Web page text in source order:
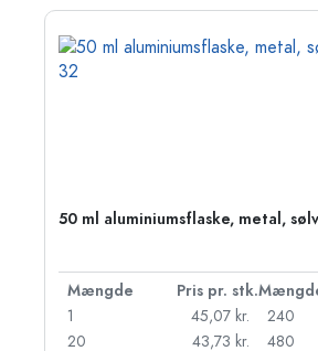
50 ml aluminiumsflaske, metal,
Mængde Pris pr. stk.
1
45,07 kr.
20
43,73 kr.
240
480